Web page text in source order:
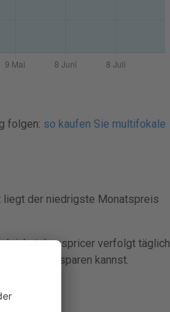
folgen: so kaufen Sie multifokale
liegt der niedrigste Monatspreis
Lenspricer verfolgt täglich
sparen kannst.